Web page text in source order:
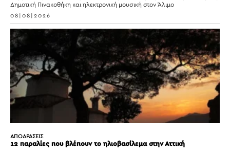
Δημοτική Πινακοθήκη και ηλεκτρονική μουσική στον Άλιμο
08|08|2026
ΑΠΟΔΡΑΣΕΙΣ
12 παραλίες που βλέπουν το ηλιοβασίλεμα στην Αττική